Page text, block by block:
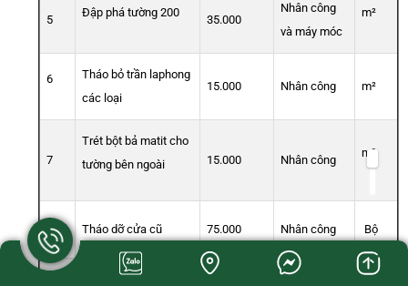
5
Đập phá tường 200
35.000
Nhân công
và máy móc
m²
6
Tháo bỏ trần laphong
các loại
15.000 Nhân công m²
7
Trét bột bả matit cho
tường bên ngoài
15.000 Nhân công
m²
8
Tháo dỡ cửa cũ 75.000 Nhân công Bộ
Tháo dỡ tủ bếp Bộ